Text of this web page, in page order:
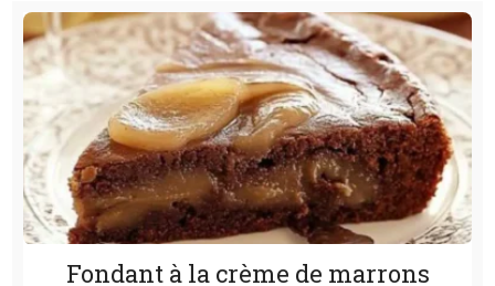
Fondant à la crème de marrons